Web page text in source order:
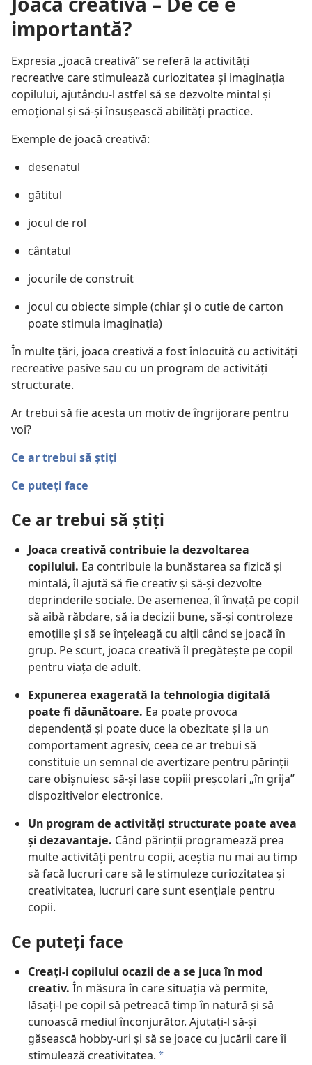
importantă?
Expresia „joacă creativă” se referă la activități
recreative care stimulează curiozitatea și imaginația
copilului, ajutându-l astfel să se dezvolte mintal și
emoțional și să-și însușească abilități practice.
Exemple de joacă creativă:
desenatul
gătitul
jocul de rol
cântatul
jocurile de construit
jocul cu obiecte simple (chiar și o cutie de carton
poate stimula imaginația)
În multe țări, joaca creativă a fost înlocuită cu activități
recreative pasive sau cu un program de activități
structurate.
Ar trebui să fie acesta un motiv de îngrijorare pentru
voi?
Ce ar trebui să știți
Ce puteți face
Ce ar trebui să știți
Joaca creativă contribuie la dezvoltarea
copilului. Ea contribuie la bunăstarea sa fizică și
mintală, îl ajută să fie creativ și să-și dezvolte
deprinderile sociale. De asemenea, îl învață pe copil
să aibă răbdare, să ia decizii bune, să-și controleze
emoțiile și să se înțeleagă cu alții când se joacă în
grup. Pe scurt, joaca creativă îl pregătește pe copil
pentru viața de adult.
Expunerea exagerată la tehnologia digitală
poate fi dăunătoare. Ea poate provoca
dependență și poate duce la obezitate și la un
comportament agresiv, ceea ce ar trebui să
constituie un semnal de avertizare pentru părinții
care obișnuiesc să-și lase copiii preșcolari „în grija”
dispozitivelor electronice.
Un program de activități structurate poate avea
și dezavantaje. Când părinții programează prea
multe activități pentru copii, aceștia nu mai au timp
să facă lucruri care să le stimuleze curiozitatea și
creativitatea, lucruri care sunt esențiale pentru
copii.
Ce puteți face
Creați-i copilului ocazii de a se juca în mod
creativ. În măsura în care situația vă permite,
lăsați-l pe copil să petreacă timp în natură și să
cunoască mediul înconjurător. Ajutați-l să-și
găsească hobby-uri și să se joace cu jucării care îi
stimulează creativitatea. a